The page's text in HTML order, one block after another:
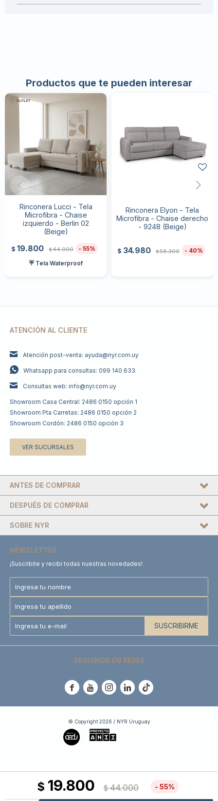
$ 19.800 $ 44.000 55
Productos que te pueden interesar
Rinconera Lucci - Tela
Microfibra - Chaise
izquierdo - Berlin 02
(Beige)
$ 19.800 $44.000
55
☔ Tela Waterproof
Rinconera Elyon - Tela
Microfibra - Chaise derecho
- 9248 (Beige)
$ 34.980 $58.300 40
ATENCIÓN AL CLIENTE
Atención post-venta: ayuda@nyr.com.uy
Whatsapp para consultas: 099 140 633
Consultas web: info@nyr.com.uy
Showroom Casa Central: 2486 0150 opción 1
Showroom Pta Carretas: 2486 0150 opción 2
Showroom Cordón: 2486 0150 opción 3
VER SUCURSALES
DESPUÉS DE COMPRAR
SOBRE NYR
ANTES DE COMPRAR
NEWSLETTER
¡Suscribite y recibí todas nuestras novedades!
SUSCRIBIRME
SEGUINOS EN REDES
    
© Copyright 2026 / NYR Uruguay